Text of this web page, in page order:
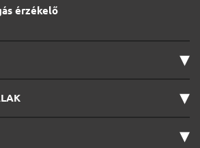
érzékelő
▾
▾
▾